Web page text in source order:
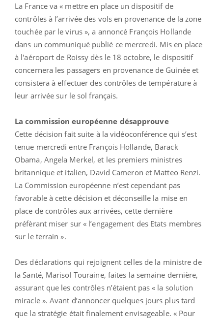
La France va « mettre en place un dispositif de
contrôles à l’arrivée des vols en provenance de la zone
touchée par le virus », a annoncé François Hollande
dans un communiqué publié ce mercredi. Mis en place
à l'aéroport de Roissy dès le 18 octobre, le dispositif
concernera les passagers en provenance de Guinée et
consistera à effectuer des contrôles de température à
leur arrivée sur le sol français.
La commission européenne désapprouve
Cette décision fait suite à la vidéoconférence qui s’est
tenue mercredi entre François Hollande, Barack
Obama, Angela Merkel, et les premiers ministres
britannique et italien, David Cameron et Matteo Renzi.
La Commission européenne n’est cependant pas
favorable à cette décision et déconseille la mise en
place de contrôles aux arrivées, cette dernière
préfèrant miser sur « l’engagement des Etats membres
sur le terrain ».
Des déclarations qui rejoignent celles de la ministre de
la Santé, Marisol Touraine, faites la semaine dernière,
assurant que les contrôles n’étaient pas « la solution
miracle ». Avant d’annoncer quelques jours plus tard
que la stratégie était finalement envisageable. « Pour